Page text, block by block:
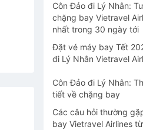
Côn Đảo đi Lý Nhân:
chặng bay Vietravel
nhất trong 30 ngày tới
Đặt vé máy bay Tết
đi Lý Nhân Vietravel
Côn Đảo đi Lý Nhân:
tiết về chặng bay
Các câu hỏi thường
bay Vietravel Airlines